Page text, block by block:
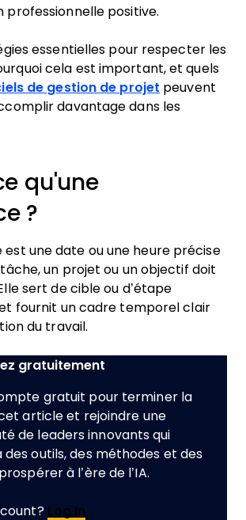
professionnelle positive.
essentielles pour respecter les
cela est important, et quels
de gestion de projet peuvent
davantage dans les
qu'une
?
est une date ou une heure précise
un projet ou un objectif doit
sert de cible ou d’étape
fournit un cadre temporel clair
du travail.
gratuitement
gratuit pour terminer la
article et rejoindre une
de leaders innovants qui
outils, des méthodes et des
à l’ère de l’IA.
Log In